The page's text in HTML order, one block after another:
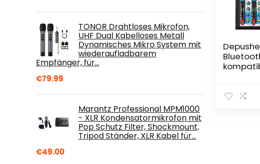
TONOR Drahtloses Mikrofon,
UHF Dual Kabelloses Metall
Dynamisches Mikro System mit
wiederaufladbarem
Empfänger, für…
€79.99
Marantz Professional MPM1000
- XLR Kondensatormikrofon mit
Pop Schutz Filter, Shockmount,
Tripod Ständer, XLR Kabel für…
€49.00
DJ-